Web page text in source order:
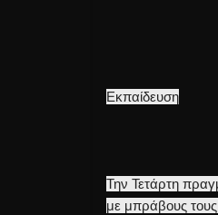
Εκπαίδευση
Την Τετάρτη
με μπράβους τους